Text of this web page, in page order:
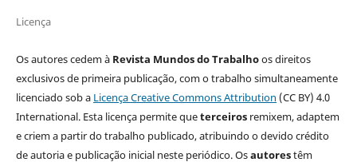
Licença
Os autores cedem à Revista Mundos do Trabalhoos direitos
exclusivos de primeira publicação, com o trabalho simultaneamente
licenciado sob a Licença Creative Commons Attribution (CC BY) 4.0
International. Esta licença permite queterceirosremixem, adaptem
e criem a partir do trabalho publicado, atribuindo o devido crédito
de autoria e publicação inicial neste periódico. Osautorestêm